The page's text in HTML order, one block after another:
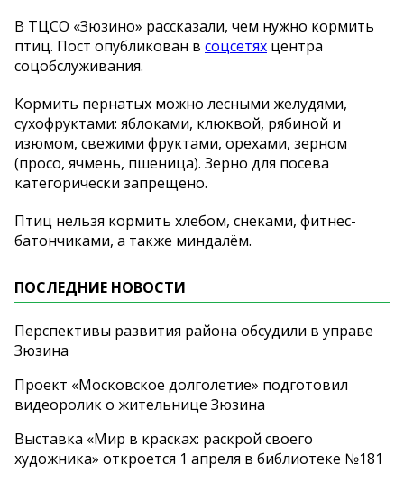
В ТЦСО «Зюзино» рассказали, чем нужно кормить
птиц. Пост опубликован в соцсетях центра
соцобслуживания.
Кормить пернатых можно лесными желудями,
сухофруктами: яблоками, клюквой, рябиной и
изюмом, свежими фруктами, орехами, зерном
(просо, ячмень, пшеница). Зерно для посева
категорически запрещено.
Птиц нельзя кормить хлебом, снеками, фитнес-
батончиками, а также миндалём.
ПОСЛЕДНИЕ НОВОСТИ
Перспективы развития района обсудили в управе
Зюзина
Проект «Московское долголетие» подготовил
видеоролик о жительнице Зюзина
Выставка «Мир в красках: раскрой своего
художника» откроется 1 апреля в библиотеке №181